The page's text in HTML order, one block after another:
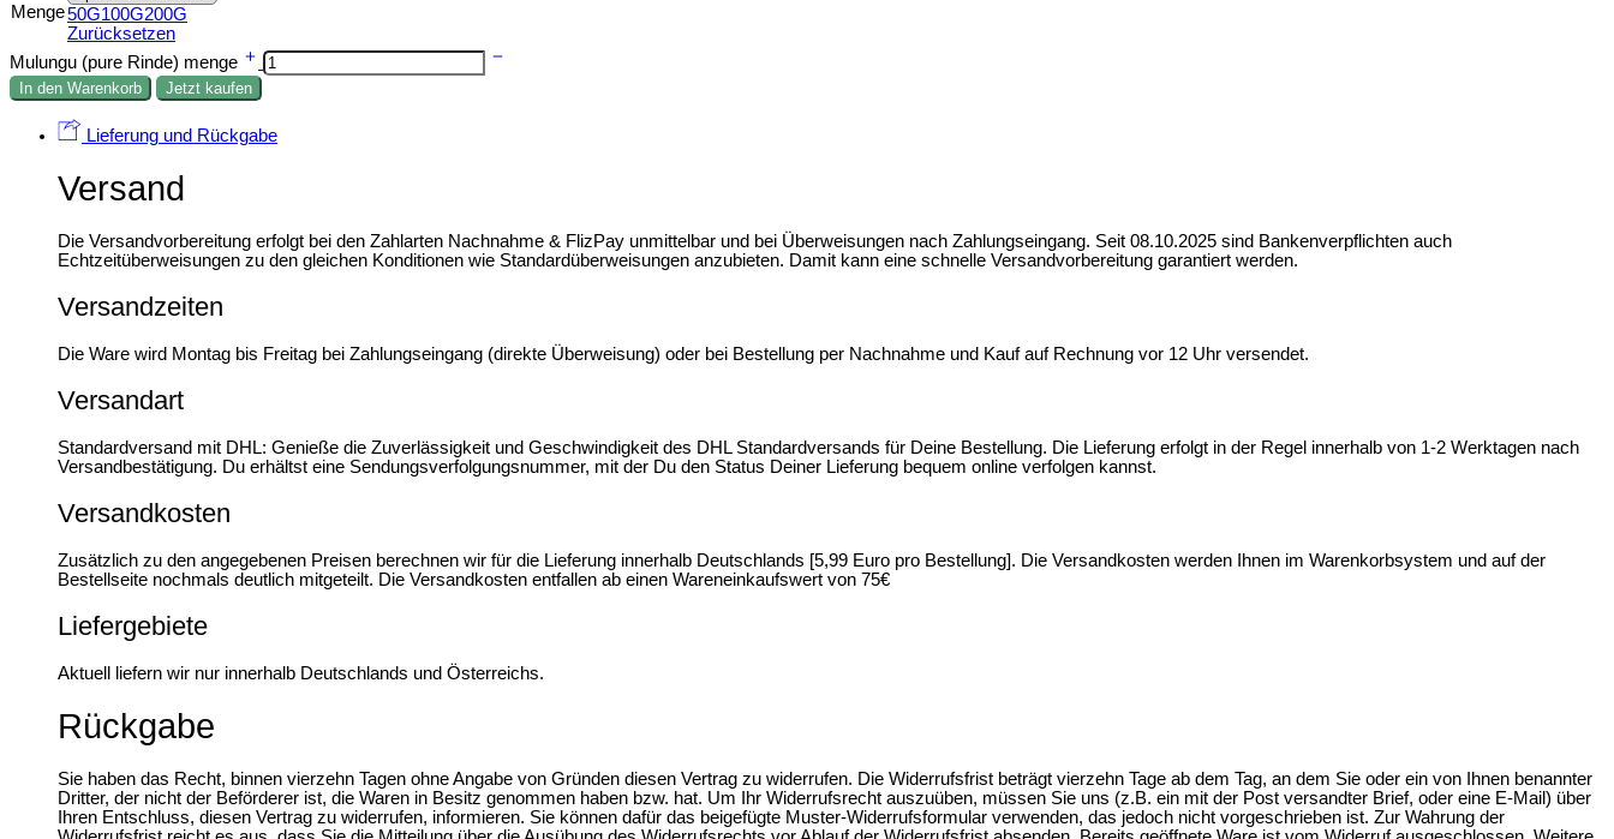
Menge50G100G200G
Zurücksetzen
Mulungu (pure Rinde) menge
In den Warenkorb Jetzt kaufen
Lieferung und Rückgabe
Versand
Die Versandvorbereitung erfolgt bei den Zahlarten Nachnahme & FlizPay unmittelbar und bei Überweisungen nach Zahlungseingang. Seit 08.10.2025 sind Bankenverpflichten auch
Echtzeitüberweisungen zu den gleichen Konditionen wie Standardüberweisungen anzubieten. Damit kann eine schnelle Versandvorbereitung garantiert werden.
Versandzeiten
Die Ware wird Montag bis Freitag bei Zahlungseingang (direkte Überweisung) oder bei Bestellung per Nachnahme und Kauf auf Rechnung vor 12 Uhr versendet.
Versandart
Standardversand mit DHL: Genieße die Zuverlässigkeit und Geschwindigkeit des DHL Standardversands für Deine Bestellung. Die Lieferung erfolgt in der Regel innerhalb von 1-2 Werktagen nach
Versandbestätigung. Du erhältst eine Sendungsverfolgungsnummer, mit der Du den Status Deiner Lieferung bequem online verfolgen kannst.
Versandkosten
Zusätzlich zu den angegebenen Preisen berechnen wir für die Lieferung innerhalb Deutschlands [5,99 Euro pro Bestellung]. Die Versandkosten werden Ihnen im Warenkorbsystem und auf der
Bestellseite nochmals deutlich mitgeteilt. Die Versandkosten entfallen ab einen Wareneinkaufswert von 75€
Liefergebiete
Aktuell liefern wir nur innerhalb Deutschlands und Österreichs.
Rückgabe
Sie haben das Recht, binnen vierzehn Tagen ohne Angabe von Gründen diesen Vertrag zu widerrufen. Die Widerrufsfrist beträgt vierzehn Tage ab dem Tag, an dem Sie oder ein von Ihnen benannter
Dritter, der nicht der Beförderer ist, die Waren in Besitz genommen haben bzw. hat. Um Ihr Widerrufsrecht auszuüben, müssen Sie uns (z.B. ein mit der Post versandter Brief, oder eine E-Mail) über
Ihren Entschluss, diesen Vertrag zu widerrufen, informieren. Sie können dafür das beigefügte Muster-Widerrufsformular verwenden, das jedoch nicht vorgeschrieben ist. Zur Wahrung der